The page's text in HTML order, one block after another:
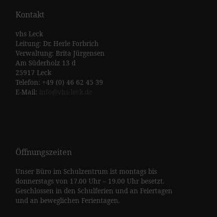
Kontakt
vhs Leck
Leitung: Dr. Herle Forbrich
Verwaltung: Brita Jürgensen
Am Süderholz 13 d
25917 Leck
Telefon: +49 (0) 46 62 45 39
E-Mail:
Öffnungszeiten
Unser Büro im Schulzentrum ist montags bis
donnerstags von 17.00 Uhr – 19.00 Uhr besetzt.
Geschlossen in den Schulferien und an Feiertagen
und an beweglichen Ferientagen.